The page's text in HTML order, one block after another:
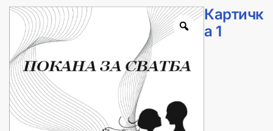
Картичк
а 1